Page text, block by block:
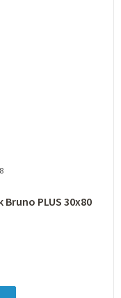
PLUS 30x80